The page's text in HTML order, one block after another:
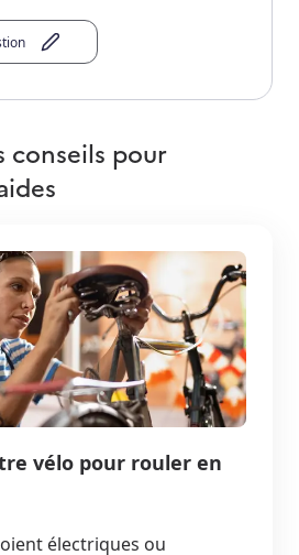
conseils pour
vélo pour rouler en
électriques ou